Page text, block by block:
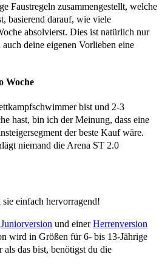
Faustregeln zusammengestellt, welche
basierend darauf, wie viele
absolvierst. Dies ist natürlich nur
deine eigenen Vorlieben eine
Woche
bist und 2-3
hast, bin ich der Meinung, dass eine
der beste Kauf wäre.
niemand die Arena ST 2.0
einfach hervorragend!
Juniorversion und einerHerrenversion
wird in Größen für 6- bis 13-Jährige
als das bist, benötigst du die